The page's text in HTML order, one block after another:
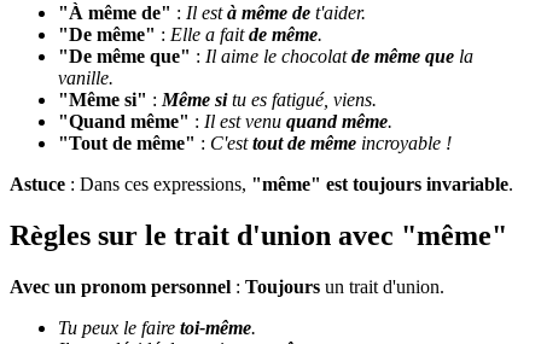
"À même de" : Il està même de t'aider.
"De même" : Elle a faitde même.
"De même que" : Il aime le chocolatde même que la
vanille.
"Même si" : Même situ es fatigué, viens.
"Quand même" : Il est venu quand même.
"Tout de même" : C'esttout de même incroyable !
Astuce : Dans ces expressions, "même" est toujours invariable.
Règles sur le trait d'union avec "même"
Avec un pronom personnel : Toujours un trait d'union.
Tu peux le faire toi-même.